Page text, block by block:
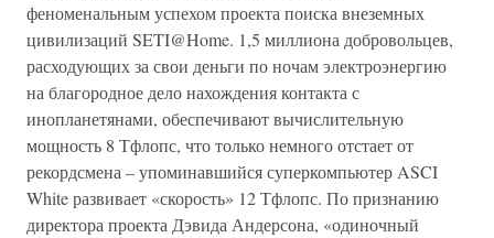
феноменальным успехом проекта поиска внеземных
цивилизаций SETI@Home. 1,5 миллиона добровольцев,
расходующих за свои деньги по ночам электроэнергию
на благородное дело нахождения контакта с
инопланетянами, обеспечивают вычислительную
мощность 8 Тфлопс, что только немного отстает от
рекордсмена – упоминавшийся суперкомпьютер ASCI
White развивает «скорость» 12 Тфлопс. По признанию
директора проекта Дэвида Андерсона, «одиночный